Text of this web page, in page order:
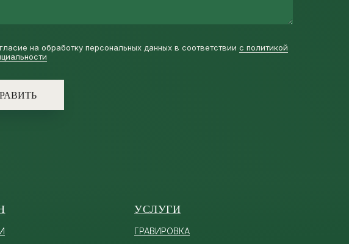
на обработку персональных данных в соответствии с политикой
УСЛУГИ
ГРАВИРОВКА